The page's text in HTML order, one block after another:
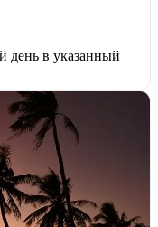
день в указанный